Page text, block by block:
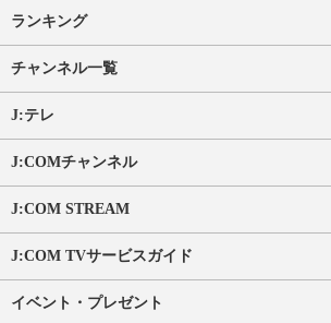
ランキング
チャンネル一覧
J:テレ
J:COMチャンネル
J:COM STREAM
J:COM TVサービスガイド
イベント・プレゼント